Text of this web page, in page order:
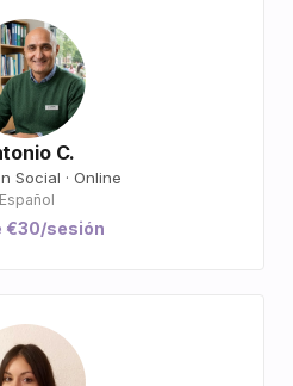
C.
Social · Online
Español
€30/sesión